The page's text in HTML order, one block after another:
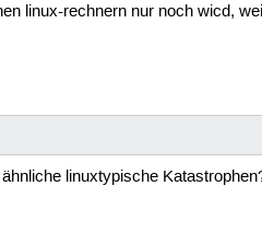
linux-rechnern nur noch wicd,
linuxtypische